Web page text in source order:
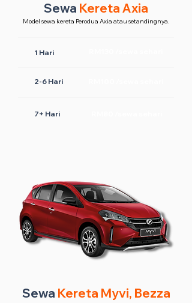
Sewa Kereta Axia
Model sewa kereta Perodua Axia atau setandingnya.
1 Hari
2-6 Hari
7+ Hari
Sewa Kereta Myvi, Bezza